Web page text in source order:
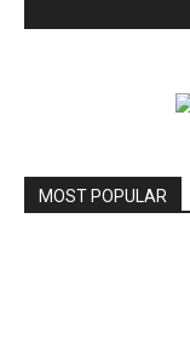
MOST POPULAR